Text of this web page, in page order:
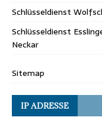
Schlüsseldienst
Schlüsseldienst
Neckar
Sitemap
IP ADRESSE